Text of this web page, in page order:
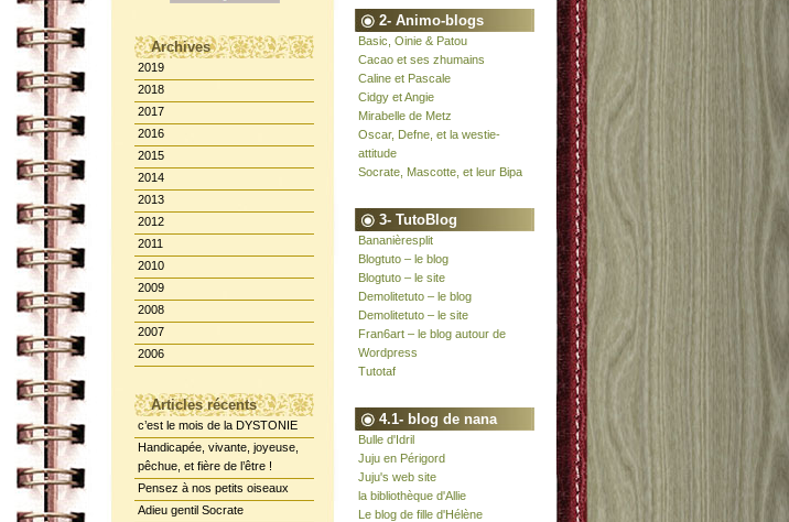
Archives
2019
2018
2017
2016
2015
2014
2013
2012
2011
2010
2009
2008
2007
2006
Articles récents
c’est le mois de la DYSTONIE
Handicapée, vivante, joyeuse,
pêchue, et fière de l’être !
Pensez à nos petits oiseaux
Adieu gentil Socrate
2- Animo-blogs
Basic, Oinie & Patou
Cacao et ses zhumains
Caline et Pascale
Cidgy et Angie
Mirabelle de Metz
Oscar, Defne, et la westie-
attitude
Socrate, Mascotte, et leur Bipa
3- TutoBlog
Bananièresplit
Blogtuto – le blog
Blogtuto – le site
Demolitetuto – le blog
Demolitetuto – le site
Fran6art – le blog autour de
Wordpress
Tutotaf
4.1- blog de nana
Bulle d'Idril
Juju en Périgord
Juju's web site
la bibliothèque d'Allie
Le blog de fille d'Hélène